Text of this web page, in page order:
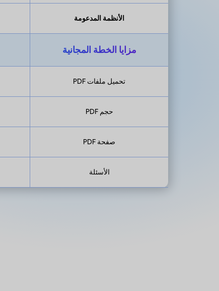
الأنظمة المدعومة
مزايا الخطة المجانية
تحميل ملفات PDF
حجم PDF
صفحة PDF
الأسئلة